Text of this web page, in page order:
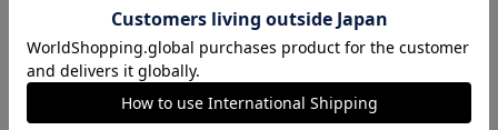
愛媛ＦＣのすべてのグッズをチェックしたい方に！
全グッズ一覧はこちら！